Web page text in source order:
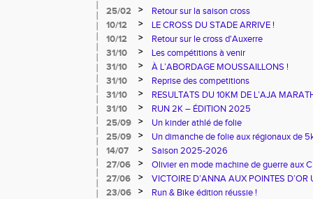
25/02 >
Retour sur la saison cross
10/12
>
LE CROSS DU STADE ARRIVE !
10/12
>
Retour sur le cross d'Auxerre
31/10
>
Les compétitions à venir
31/10
>
À L’ABORDAGE MOUSSAILLONS !
31/10
>
Reprise des competitions
31/10
>
RESULTATS DU 10KM DE L’AJA
31/10
>
RUN 2K – ÉDITION 2025
25/09
>
Un kinder athlé de folie
25/09
>
Un dimanche de folie aux régionaux de
14/07
>
Saison 2025-2026
27/06
>
Olivier en mode machine de guerre aux
Master
27/06 >
VICTOIRE D’ANNA AUX POINTES D’OR
23/06
>
Run & Bike édition réussie !